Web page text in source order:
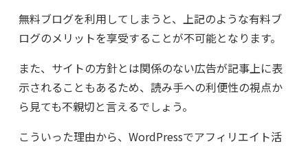
無料ブログを利用してしまうと、上記のような有料ブ
ログのメリットを享受することが不可能となります。
また、サイトの方針とは関係のない広告が記事上に表
示されることもあるため、読み手への利便性の視点か
ら見ても不親切と言えるでしょう。
こういった理由から、WordPressでアフィリエイト活